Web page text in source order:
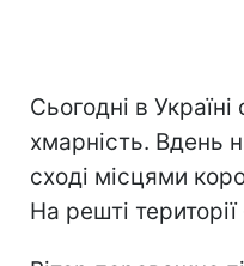
Сьогодні в
хмарність. Вдень
сході місцями
На решті